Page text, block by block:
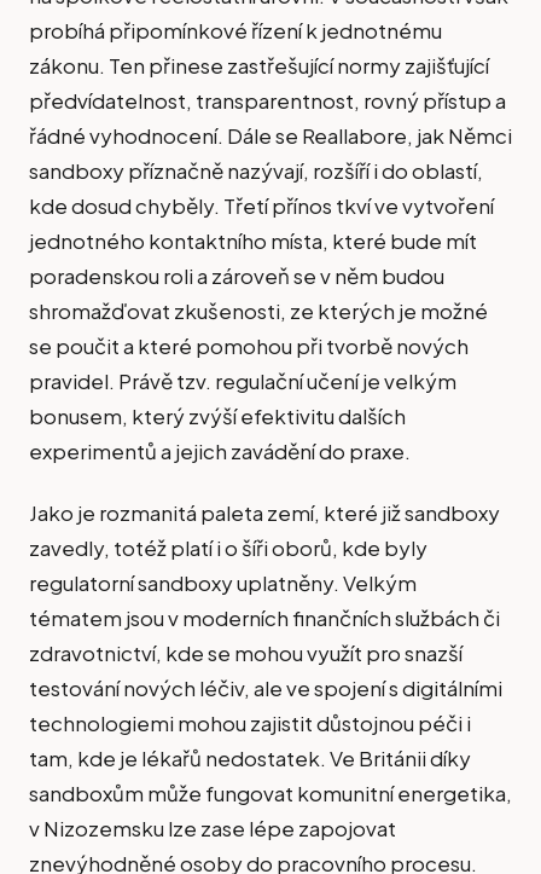
probíhá připomínkové řízení k jednotnému
zákonu. Ten přinese zastřešující normy zajišťující
předvídatelnost, transparentnost, rovný přístup a
řádné vyhodnocení. Dále se Reallabore, jak Němci
sandboxy příznačně nazývají, rozšíří i do oblastí,
kde dosud chyběly. Třetí přínos tkví ve vytvoření
jednotného kontaktního místa, které bude mít
poradenskou roli a zároveň se v něm budou
shromažďovat zkušenosti, ze kterých je možné
se poučit a které pomohou při tvorbě nových
pravidel. Právě tzv. regulační učení je velkým
bonusem, který zvýší efektivitu dalších
experimentů a jejich zavádění do praxe.
Jako je rozmanitá paleta zemí, které již sandboxy
zavedly, totéž platí i o šíři oborů, kde byly
regulatorní sandboxy uplatněny. Velkým
tématem jsou v moderních finančních službách či
zdravotnictví, kde se mohou využít pro snazší
testování nových léčiv, ale ve spojení s digitálními
technologiemi mohou zajistit důstojnou péči i
tam, kde je lékařů nedostatek. Ve Británii díky
sandboxům může fungovat komunitní energetika,
v Nizozemsku lze zase lépe zapojovat
znevýhodněné osoby do pracovního procesu.